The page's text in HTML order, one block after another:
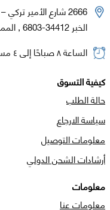
2666 شارع الأمير تركي – الكورنيش , وحدة رقم 102
الخبر 34412-6803 , المملكة العربية السعودية
الساعة ٨ صباحًا إلى ٤ مساء من الأحد إلى الخميس
كيفية التسوق
حالة الطلب
سياسة الارجاع
معلومات التوصيل
أرشادات الشحن الدولي
معلومات
معلومات عنا